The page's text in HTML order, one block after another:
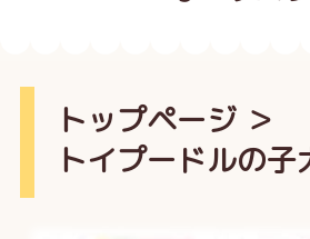
トップページ＞
トイプードルの子